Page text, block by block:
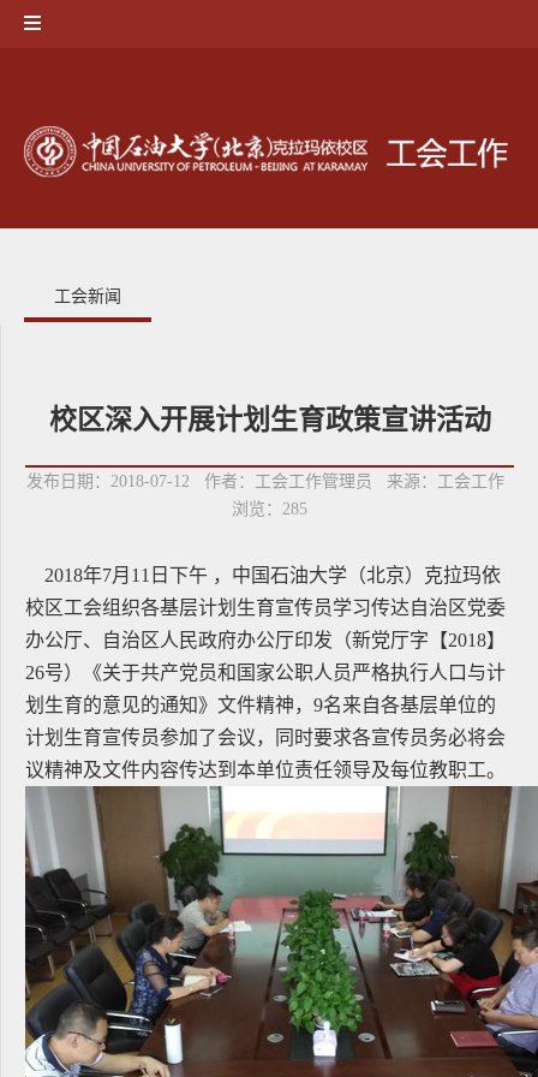
工会新闻
校区深入开展计划生育政策宣讲活动
发布日期：2018-07-12 作者：工会工作管理员 来源：工会工作
浏览： 285
2018年7月11日下午 ，中国石油大学（北京）克拉玛依
校区工会组织各基层计划生育宣传员学习传达自治区党委
办公厅、自治区人民政府办公厅印发（新党厅字【2018】
26号）《关于共产党员和国家公职人员严格执行人口与计
划生育的意见的通知》文件精神，9名来自各基层单位的
计划生育宣传员参加了会议，同时要求各宣传员务必将会
议精神及文件内容传达到本单位责任领导及每位教职工。